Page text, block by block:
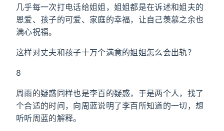
几乎每一次打电话给姐姐，姐姐都是在诉述和姐夫的
恩爱、孩子的可爱、家庭的幸福，让自己羡慕之余也
满心祝福。
这样对丈夫和孩子十万个满意的姐姐怎么会出轨？
8
周雨的疑惑同样也是李百的疑惑，于是两个人，找了
个合适的时间，向周蓝说明了李百所知道的一切，想
听听周蓝的解释。